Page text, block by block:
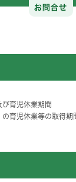
育児休業期間
育児休業等の取得期